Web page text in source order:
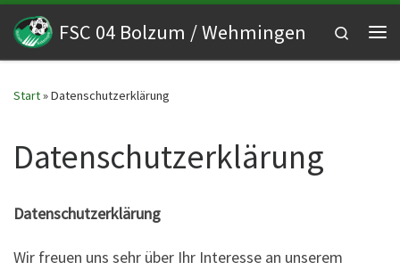
Zum Inhalt springen
FSC 04 Bolzum / Wehmingen
Search
Start»Datenschutzerklärung
Datenschutzerklärung
Datenschutzerklärung
Wir freuen uns sehr über Ihr Interesse an unserem